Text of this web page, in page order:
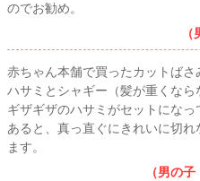
のでお勧め。
赤ちゃん本舗で買ったカットば
ハサミとシャギー（髪が重くな
ギザギザのハサミがセットにな
あると、真っ直ぐにきれいに切
ます。
（男の